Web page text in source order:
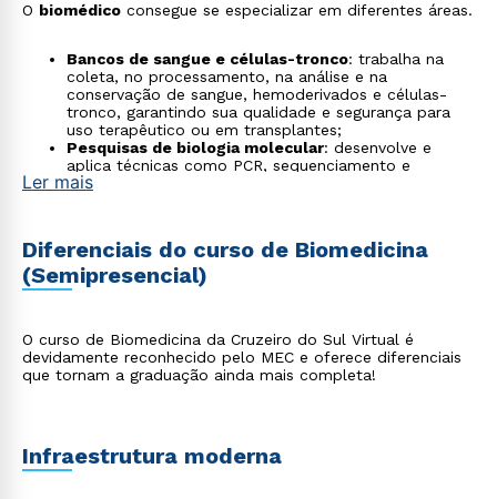
O biomédico consegue se especializar em diferentes áreas.
Bancos de sangue e células-tronco: trabalha na
coleta, no processamento, na análise e na
conservação de sangue, hemoderivados e células-
tronco, garantindo sua qualidade e segurança para
uso terapêutico ou em transplantes;
Pesquisas de biologia molecular: desenvolve e
aplica técnicas como PCR, sequenciamento e
clonagem genética para identificar mutações, estudar
programas de saúde coletiva, contribuindo com
ações de diagnóstico, vigilância epidemiológica,
prevenção de doenças e promoção da saúde;
cromossômicas e testes de compatibilidade genética,
colaborando com diagnósticos precisos e
aconselhamento genético;
elucidação de crimes;
Estética e saúde: executa procedimentos estéticos
Ler mais
Diferenciais do curso de Biomedicina
(Semipresencial)
O curso de Biomedicina da Cruzeiro do Sul Virtual é
devidamente reconhecido pelo MEC e oferece diferenciais
que tornam a graduação ainda mais completa!
Infraestrutura moderna